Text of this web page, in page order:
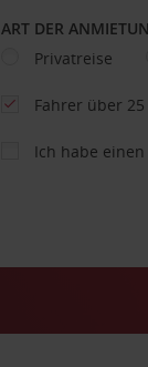
ART DER
Privatreise
Fahrer über 25
Ich habe